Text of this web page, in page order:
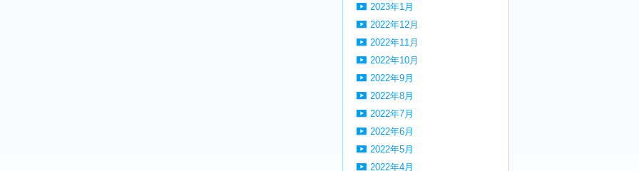
2023年1月
2022年12月
2022年11月
2022年10月
2022年9月
2022年8月
2022年7月
2022年6月
2022年5月
2022年4月